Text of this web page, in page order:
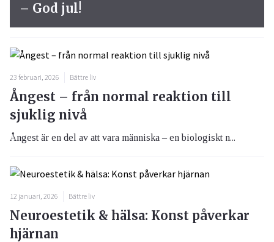
23 februari, 2026 Bättre liv
Ångest – från normal reaktion till
sjuklig nivå
Ångest är en del av att vara människa – en biologiskt n...
12 januari, 2026 Bättre liv
Neuroestetik & hälsa: Konst påverkar
hjärnan
– God jul!